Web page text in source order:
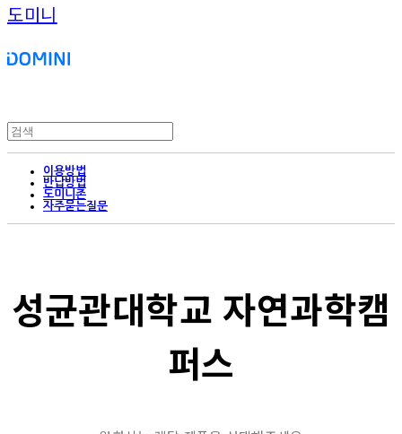
도미니
이용방법
반납방법
도미니존
자주묻는질문
성균관대학교 자연과학캠
퍼스